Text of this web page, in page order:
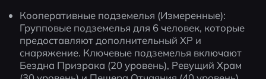
Кооперативные подземелья (Измеренные):
Групповые подземелья для 6 человек, которые
предоставляют дополнительный XP и
снаряжение. Ключевые подземелья включают
Бездна Призрака (20 уровень), Ревущий Храм